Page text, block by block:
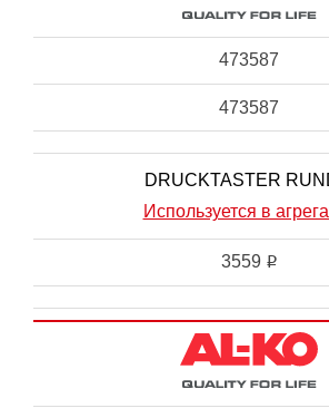
473587
473587
DRUCKTASTER
Используется в
3559 i